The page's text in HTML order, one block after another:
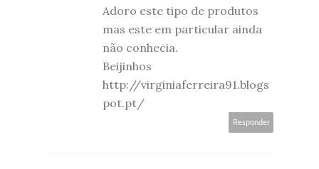
Adoro este tipo de produtos
mas este em particular ainda
não conhecia.
Beijinhos
http://virginiaferreira91.blogs
pot.pt/
Responder